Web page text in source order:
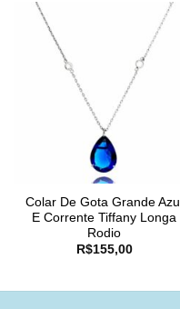
Colar De Gota Grande Azul
E Corrente Tiffany Longa
Rodio
R$155,00